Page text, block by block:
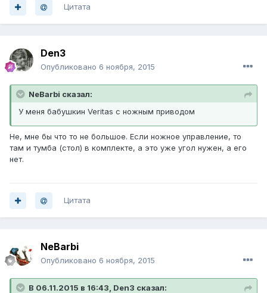
Цитата
Den3
Опубликовано 6 ноября, 2015
NeBarbi сказал:
У меня бабушкин Veritas с ножным приводом
Не, мне бы что то не большое. Если ножное управление, то
там и тумба (стол) в комплекте, а это уже угол нужен, а его
нет.
Цитата
NeBarbi
Опубликовано 6 ноября, 2015
В 06.11.2015 в 16:43, Den3 сказал: